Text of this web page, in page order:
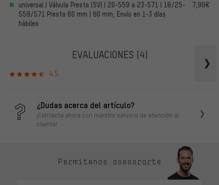
universal | Válvula Presta (SV) | 20-559 a 23-571 | 18/25-
559/571 Presta 60 mm | 60 mm, Envío en 1-3 días
hábiles
7,99€
EVALUACIONES (4)
4.5
¿Dudas acerca del artículo?
¡Contacta ahora con nuestro servicio de atención al
cliente!
Permítenos asesorarte